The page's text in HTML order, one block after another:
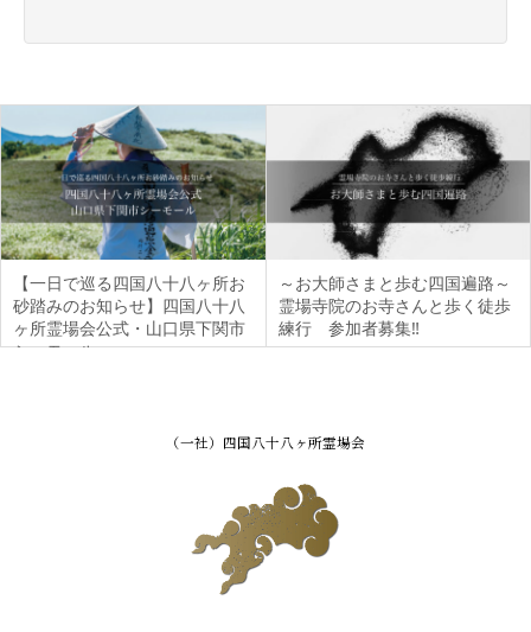
【一日で巡る四国八十八ヶ所お
砂踏みのお知らせ】四国八十八
ヶ所霊場会公式・山口県下関市
シーモール
～お大師さまと歩む四国遍路～
霊場寺院のお寺さんと歩く徒歩
練行 参加者募集‼
（一社）四国八十八ヶ所霊場会